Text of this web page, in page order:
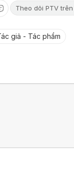
Theo dõi PTV trên
giả - Tác phẩm